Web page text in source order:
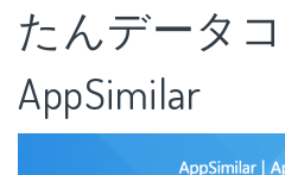
たんデータコ
AppSimilar